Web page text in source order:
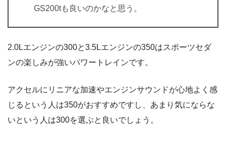
GS200tも良いのかなと思う。
2.0Lエンジンの300と3.5Lエンジンの350はスポーツセダ
ンの楽しみが強いパワートレインです。
アクセルにリニアな加速やエンジンサウンドが心地よく感
じるという人は350がおすすめですし、あまり気にならな
いという人は300を選ぶと良いでしょう。